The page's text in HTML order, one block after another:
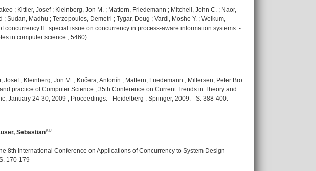
; Kittler, Josef ; Kleinberg, Jon M. ; Mattern, Friedemann ; Mitchell, John C. ; Naor,
Sudan, Madhu ; Terzopoulos, Demetri ; Tygar, Doug ; Vardi, Moshe Y. ; Weikum,
concurrency II : special issue on concurrency in process-aware information systems. -
in computer science ; 5460)
; Kleinberg, Jon M. ; Kučera, Antonín ; Mattern, Friedemann ; Miltersen, Peter Bro
practice of Computer Science ; 35th Conference on Current Trends in Theory and
January 24-30, 2009 ; Proceedings. - Heidelberg : Springer, 2009. - S. 388-400. -
Sebastian
:
8th International Conference on Applications of Concurrency to System Design
170-179